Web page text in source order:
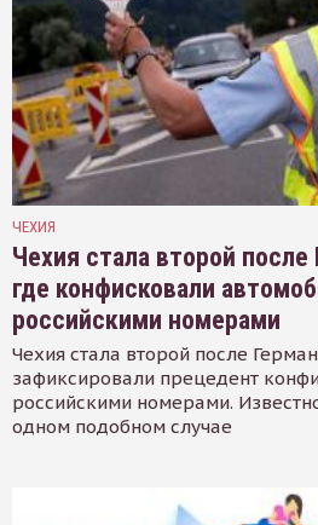
ЧЕХИЯ
Чехия стала второй
где конфисковали
российскими номерами
Чехия стала второй после
зафиксировали прецедент
российскими номерами.
одном подобном случае